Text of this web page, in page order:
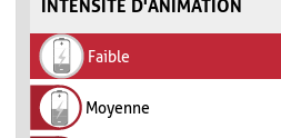
INTENSITÉ D'ANIMATION
Faible
Moyenne